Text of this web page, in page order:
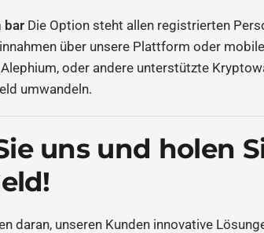
bar Die Option steht allen registrierten
über unsere Plattform oder
oder andere unterstützte
umwandeln.
uns und holen
daran, unseren Kunden innovative